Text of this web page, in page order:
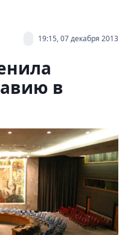
19:15, 07 декабря 2013
в